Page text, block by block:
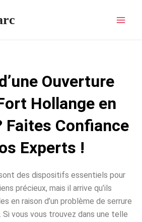
Ouverture
Hollange en
Faites Confiance
Experts !
des dispositifs essentiels pour
précieux, mais il arrive qu’ils
en raison d’un problème de serrure
Si vous vous trouvez dans une telle